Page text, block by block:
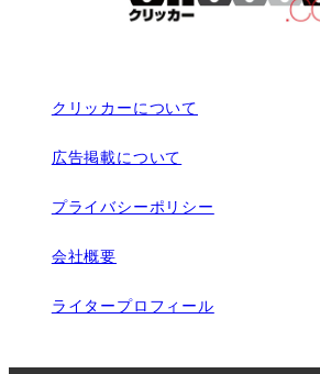
クリッカーについて
広告掲載について
プライバシーポリシー
会社概要
ライタープロフィール